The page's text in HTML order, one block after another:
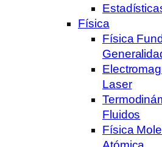
Física
Física
Laser
Fluidos
Física